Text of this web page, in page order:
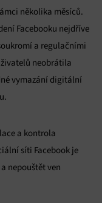
několika měsíců.
Facebooku nejdříve
a regulačními
neobrátila
vymazání digitální
a kontrola
síti Facebook je
nepouštět ven